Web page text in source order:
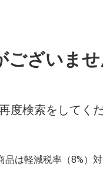
ざいませ
度検索をしてくだ
は軽減税率（8%）対